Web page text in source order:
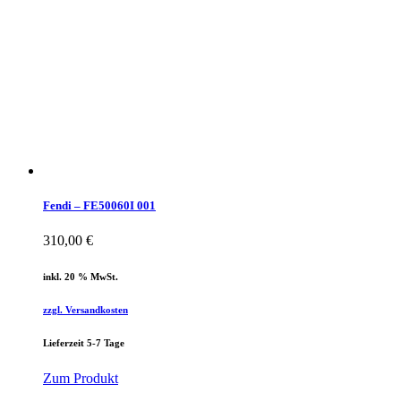
Fendi – FE50060I 001
310,00 €
inkl. 20 % MwSt.
zzgl. Versandkosten
Lieferzeit 5-7 Tage
Zum Produkt